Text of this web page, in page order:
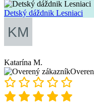
Detský dáždnik Lesniaci
Katarína M.